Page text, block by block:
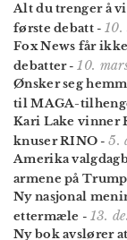
Alt du trenger å
første debatt- 10.
Fox News får
debatter-10.
Ønsker seg
til MAGA-
Kari Lake vinner
knuser RINO -5.
Amerika
armene på Trump
Ny nasjonal
ettermæle - 13.
Ny bok avslører